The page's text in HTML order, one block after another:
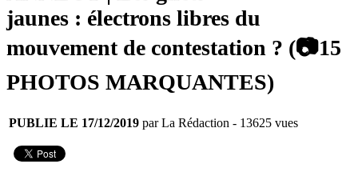
jaunes : électrons libres du
mouvement de contestation ? (📷15
PHOTOS MARQUANTES)
PUBLIE LE 17/12/2019 par La Rédaction - 13625 vues